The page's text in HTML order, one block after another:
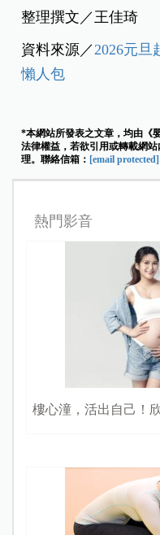
整理撰文／王佳琦
資料來源／ 2026元旦
懶人包
*本網站所發表之文章，均由《
法律權益，若欲引用或轉載網
理。聯絡信箱： [email protected]
熱門影音
樓心潼，活出自己！